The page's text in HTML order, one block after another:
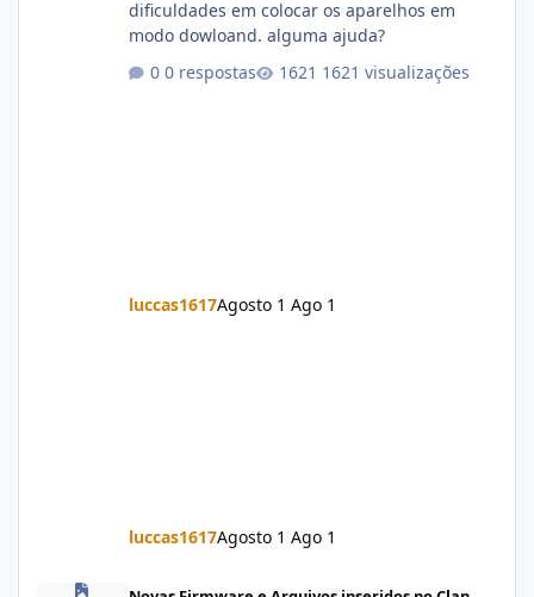
dificuldades em colocar os aparelhos em
modo dowloand. alguma ajuda?
0 respostas
1621 visualizações
luccas1617Agosto 1 Ago 1
luccas1617Agosto 1 Ago 1
Firmware Jovi Y19s